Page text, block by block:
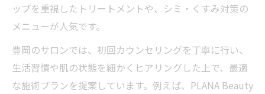
ップを重視したトリートメントや、シミ・くすみ対策の
メニューが人気です。
豊岡のサロンでは、初回カウンセリングを丁寧に行い、
生活習慣や肌の状態を細かくヒアリングした上で、最適
な施術プランを提案しています。例えば、PLANA Beauty